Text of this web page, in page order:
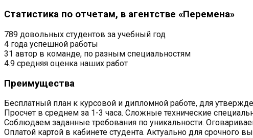
Статистика по отчетам, в агентстве «Перемена»
789 довольных студентов за учебный год
4 года успешной работы
31 автор в команде, по разным специальностям
4.9 средняя оценка наших работ
Преимущества
Бесплатный план к курсовой и дипломной работе, для
Просчет в среднем за 1-3 часа. Сложные технические
Соблюдаем заданные требования по уникальности.
Оплатой картой в кабинете студента. Актуально для срочного